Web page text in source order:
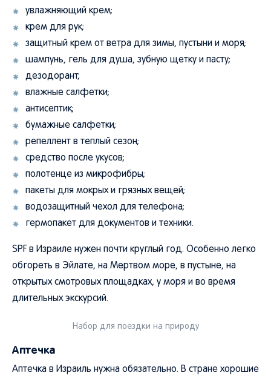
увлажняющий крем;
крем для рук;
защитный крем от ветра для зимы, пустыни и моря;
шампунь, гель для душа, зубную щетку и пасту;
дезодорант;
влажные салфетки;
антисептик;
бумажные салфетки;
репеллент в теплый сезон;
средство после укусов;
полотенце из микрофибры;
пакеты для мокрых и грязных вещей;
водозащитный чехол для телефона;
гермопакет для документов и техники.
SPF в Израиле нужен почти круглый год. Особенно легко
обгореть в Эйлате, на Мертвом море, в пустыне, на
открытых смотровых площадках, у моря и во время
длительных экскурсий.
Набор для поездки на природу
Аптечка
Аптечка в Израиль нужна обязательно. В стране хорошие